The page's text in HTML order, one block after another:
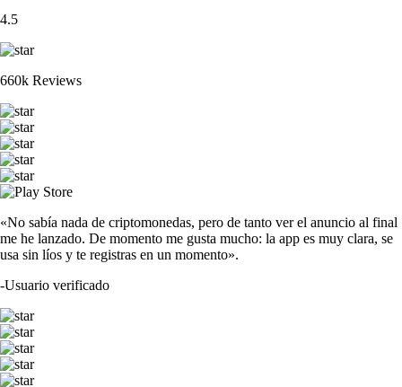
4.5
660k Reviews
«No sabía nada de criptomonedas, pero de tanto ver el anuncio al final
me he lanzado. De momento me gusta mucho: la app es muy clara, se
usa sin líos y te registras en un momento».
-Usuario verificado